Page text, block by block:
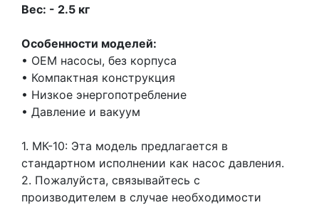
Вес: - 2.5 кг
Особенности моделей:
• ОЕМ насосы, без корпуса
• Компактная конструкция
• Низкое энергопотребление
• Давление и вакуум
1. МК-10: Эта модель предлагается в
стандартном исполнении как насос давления.
2. Пожалуйста, связывайтесь с
производителем в случае необходимости